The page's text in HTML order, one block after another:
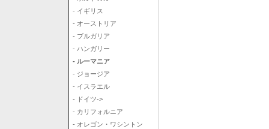
- イギリス
- オーストリア
- ブルガリア
- ハンガリー
- ルーマニア
- ジョージア
- イスラエル
- ドイツ->
- カリフォルニア
- オレゴン・ワシントン